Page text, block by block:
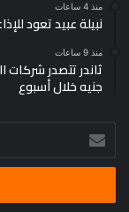
منذ 4 ساعات
نبيلة عبيد تعود
منذ 9 ساعات
جنيه خلال أسبوع
بريدك
الإلكتروني